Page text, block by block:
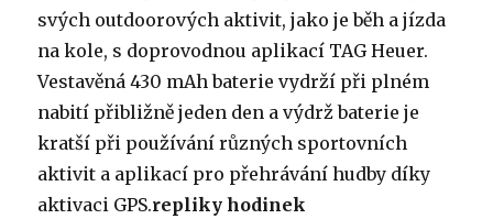
svých outdoorových aktivit, jako je běh a jízda
na kole, s doprovodnou aplikací TAG Heuer.
Vestavěná 430 mAh baterie vydrží při plném
nabití přibližně jeden den a výdrž baterie je
kratší při používání různých sportovních
aktivit a aplikací pro přehrávání hudby díky
aktivaci GPS.repliky hodinek